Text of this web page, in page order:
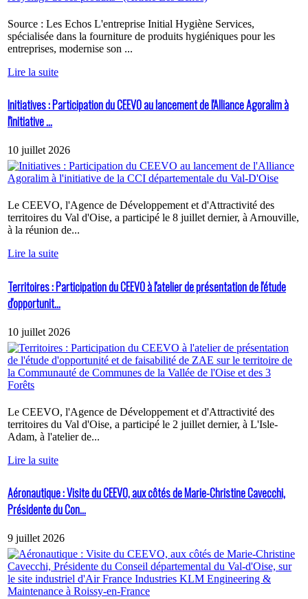
Source : Les Echos L'entreprise Initial Hygiène Services,
spécialisée dans la fourniture de produits hygiéniques pour les
entreprises, modernise son ...
Lire la suite
Initiatives : Participation du CEEVO au lancement de l'Alliance Agoralim à
l'initiative ...
10 juillet 2026
Le CEEVO, l'Agence de Développement et d'Attractivité des
territoires du Val d'Oise, a participé le 8 juillet dernier, à Arnouville,
à la réunion de...
Lire la suite
Territoires : Participation du CEEVO à l'atelier de présentation de l'étude
d'opportunit...
10 juillet 2026
Le CEEVO, l'Agence de Développement et d'Attractivité des
territoires du Val d'Oise, a participé le 2 juillet dernier, à L'Isle-
Adam, à l'atelier de...
Lire la suite
Aéronautique : Visite du CEEVO, aux côtés de Marie-Christine Cavecchi,
Présidente du Con...
9 juillet 2026